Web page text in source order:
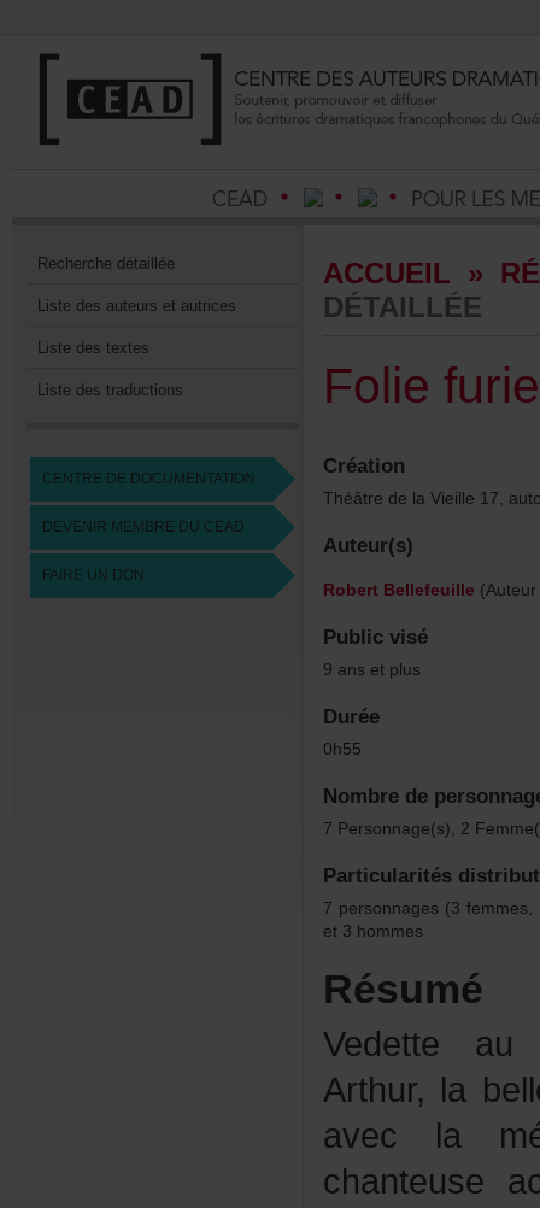
Recherchedétaillée
Listedesauteursetautrices
Listedestextes
Listedestraductions
CENTREDEDOCUMENTATION
DEVENIRMEMBREDUCEAD
FAIREUNDON
ACCUEIL »
DÉTAILLÉE
Création
Auteur(s)
RobertBellefeuille
Publicvisé
9ansetplus
Durée
0h55
et3hommes
Résumé